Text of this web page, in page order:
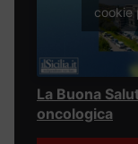
cookie
La Buona
oncologica